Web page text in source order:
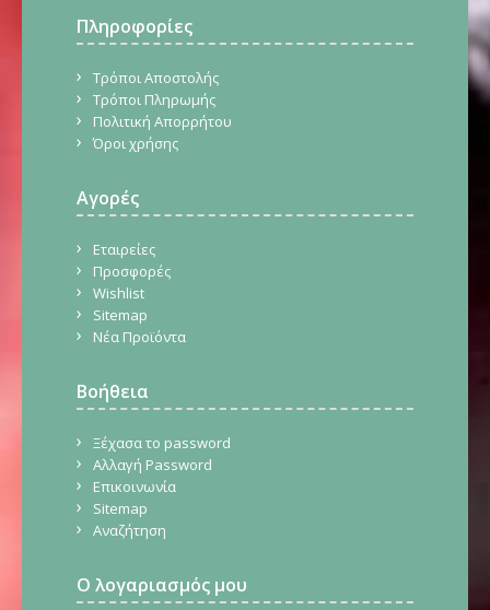
Πληροφορίες
Τρόποι Αποστολής
Τρόποι Πληρωμής
Πολιτική Απορρήτου
Όροι χρήσης
Αγορές
Εταιρείες
Προσφορές
Wishlist
Sitemap
Νέα Προϊόντα
Βοήθεια
Ξέχασα το password
Αλλαγή Password
Επικοινωνία
Sitemap
Αναζήτηση
Ο λογαριασμός μου